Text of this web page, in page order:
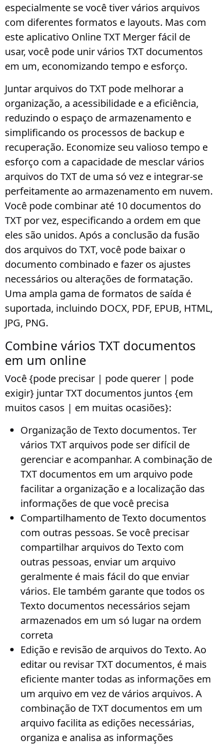
especialmente se você tiver vários arquivos
com diferentes formatos e layouts. Mas com
este aplicativo Online TXT Merger fácil de
usar, você pode unir vários TXT documentos
em um, economizando tempo e esforço.
Juntar arquivos do TXT pode melhorar a
organização, a acessibilidade e a eficiência,
reduzindo o espaço de armazenamento e
simplificando os processos de backup e
recuperação. Economize seu valioso tempo e
esforço com a capacidade de mesclar vários
arquivos do TXT de uma só vez e integrar-se
perfeitamente ao armazenamento em nuvem.
Você pode combinar até 10 documentos do
TXT por vez, especificando a ordem em que
eles são unidos. Após a conclusão da fusão
dos arquivos do TXT, você pode baixar o
documento combinado e fazer os ajustes
necessários ou alterações de formatação.
Uma ampla gama de formatos de saída é
suportada, incluindo DOCX, PDF, EPUB, HTML,
JPG, PNG.
Combine vários TXT documentos
em um online
Você {pode precisar | pode querer | pode
exigir} juntar TXT documentos juntos {em
muitos casos | em muitas ocasiões}:
Organização de Texto documentos. Ter
vários TXT arquivos pode ser difícil de
gerenciar e acompanhar. A combinação de
TXT documentos em um arquivo pode
facilitar a organização e a localização das
informações de que você precisa
Compartilhamento de Texto documentos
com outras pessoas. Se você precisar
compartilhar arquivos do Texto com
outras pessoas, enviar um arquivo
geralmente é mais fácil do que enviar
vários. Ele também garante que todos os
Texto documentos necessários sejam
armazenados em um só lugar na ordem
correta
Edição e revisão de arquivos do Texto. Ao
editar ou revisar TXT documentos, é mais
eficiente manter todas as informações em
um arquivo em vez de vários arquivos. A
combinação de TXT documentos em um
arquivo facilita as edições necessárias,
organiza e analisa as informações